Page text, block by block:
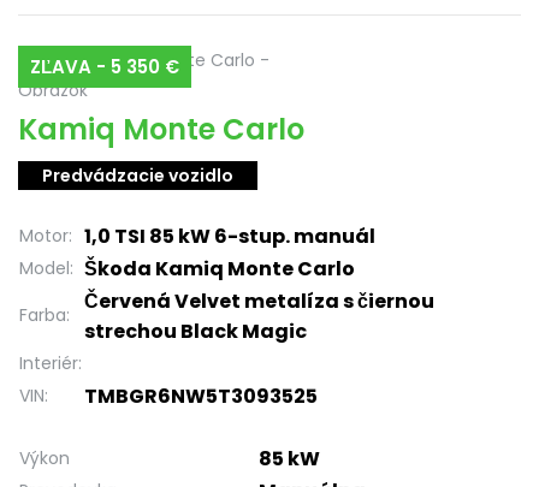
ZĽAVA - 5 350 €
Kamiq Monte Carlo
Predvádzacie vozidlo
Motor: 1,0 TSI 85 kW 6-stup. manuál
Model: Škoda Kamiq Monte Carlo
Farba:
Červená Velvet metalíza s čiernou
strechou Black Magic
Interiér:
VIN:
TMBGR6NW5T3093525
Výkon 85 kW